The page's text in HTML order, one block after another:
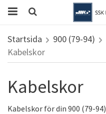
Startsida 900 (79-94)
Kabelskor
Kabelskor
Kabelskor för din 900 (79-94)